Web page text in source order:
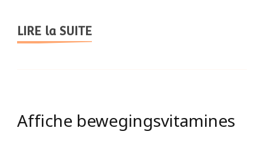
LIRE la SUITE
Affiche bewegingsvitamines